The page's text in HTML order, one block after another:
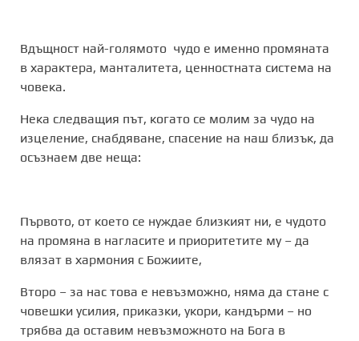
Вдъщност най-голямото чудо е именно промяната
в характера, манталитета, ценностната система на
човека.
Нека следващия път, когато се молим за чудо на
изцеление, снабдяване, спасение на наш близък, да
осъзнаем две неща:
Първото, от което се нуждае близкият ни, е чудото
на промяна в нагласите и приоритетите му – да
влязат в хармония с Божиите,
Второ – за нас това е невъзможно, няма да стане с
човешки усилия, приказки, укори, кандърми – но
трябва да оставим невъзможното на Бога в